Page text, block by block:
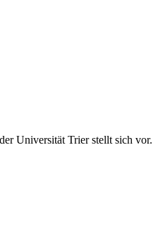
Universität Trier stellt sich vor.